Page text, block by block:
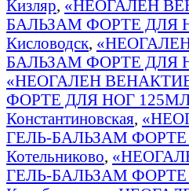
Кизляр, «НЕОГАЛЕН
БАЛЬЗАМ ФОРТЕ ДЛЯ
Кисловодск,
БАЛЬЗАМ ФОРТЕ ДЛЯ
«НЕОГАЛЕН
ФОРТЕ ДЛЯ НОГ
Константиновская,
ГЕЛЬ-БАЛЬЗАМ ФОРТЕ
Котельниково,
ГЕЛЬ-БАЛЬЗАМ ФОРТЕ